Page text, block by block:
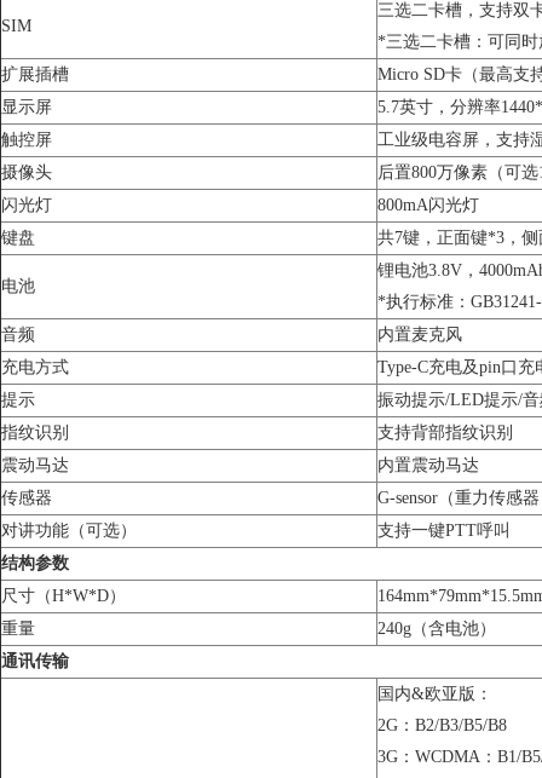
SIM
三选二卡槽，支持双
*三选二卡槽：可同时
扩展插槽
Micro SD卡（最高支
显示屏
5.7英寸，分辨率
触控屏
工业级电容屏，支持
摄像头
后置800万像素（可
闪光灯
800mA闪光灯
键盘
共7键，正面键*3，
电池
锂电池3.8V，
*执行标准：
音频
内置麦克风
充电方式
Type-C充电及pin口充
提示
振动提示/LED提示/
指纹识别
支持背部指纹识别
震动马达
内置震动马达
传感器
G-sensor（重力传感
对讲功能（可选）
支持一键PTT呼叫
结构参数
尺寸（H*W*D）
重量
240g（含电池）
通讯传输
国内&欧亚版：
2G：B2/B3/B5/B8
3G：WCDMA：B1/